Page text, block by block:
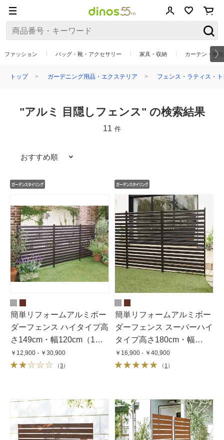
ファッション バッグ・靴・アクセサリー 家具・収納 カーテン・敷
トップ ガーデニング用品・エクステリア フェンス・ラティス・
"アルミ 目隠しフェンス" の検索結果
11 件
おすすめ順
簡単リフォームアルミボー
ダーフェンス ハイタイプ高
さ149cm・幅120cm（1
枚）
￥12,900 - ￥30,900
（3）
簡単リフォームアルミボー
ダーフェンス スーパーハイ
タイプ高さ180cm・幅
120cm（1枚）
￥16,900 - ￥40,900
（ 1 ）